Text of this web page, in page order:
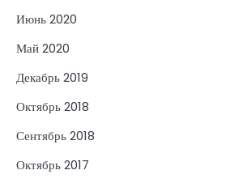
Июнь 2020
Май 2020
Декабрь 2019
Октябрь 2018
Сентябрь 2018
Октябрь 2017